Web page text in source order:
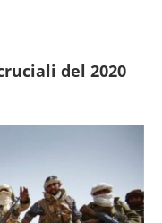
del 2020